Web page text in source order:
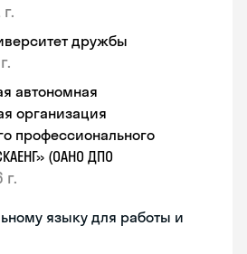
дружбы
автономная
организация
профессионального
(ОАНО ДПО
г.
языку для работы и